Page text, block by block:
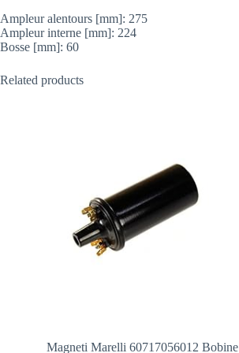
Ampleur alentours [mm]: 275
Ampleur interne [mm]: 224
Bosse [mm]: 60
Related products
Magneti Marelli 60717056012 Bobine